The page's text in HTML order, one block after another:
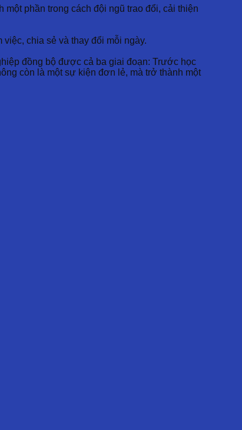
phần trong cách đội ngũ trao đổi, cải thiện
chia sẻ và thay đổi mỗi ngày.
đồng bộ được cả ba giai đoạn: Trước học
còn là một sự kiện đơn lẻ, mà trở thành một